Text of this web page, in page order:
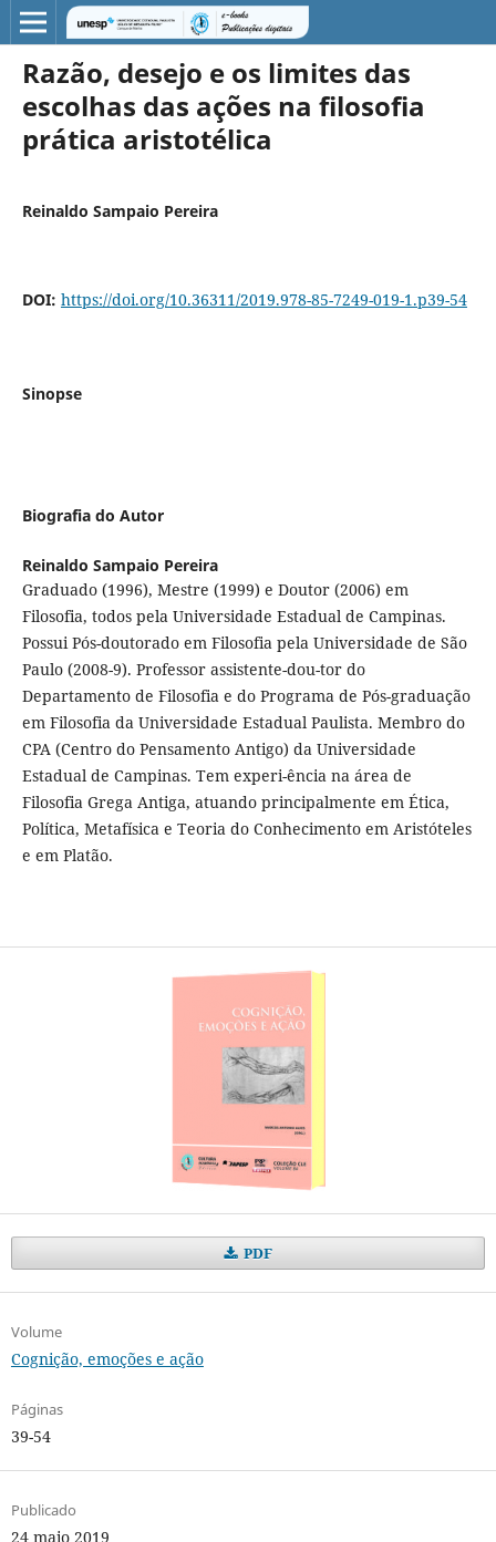
Razão, desejo e os limites das
escolhas das ações na filosofia
prática aristotélica
Reinaldo Sampaio Pereira
DOI: https://doi.org/10.36311/2019.978-85-7249-019-1.p39-54
Sinopse
Biografia do Autor
Reinaldo Sampaio Pereira
Graduado (1996), Mestre (1999) e Doutor (2006) em
Filosofia, todos pela Universidade Estadual de Campinas.
Possui Pós-doutorado em Filosofia pela Universidade de São
Paulo (2008-9). Professor assistente-dou-tor do
Departamento de Filosofia e do Programa de Pós-graduação
em Filosofia da Universidade Estadual Paulista. Membro do
CPA (Centro do Pensamento Antigo) da Universidade
Estadual de Campinas. Tem experi-ência na área de
Filosofia Grega Antiga, atuando principalmente em Ética,
Política, Metafísica e Teoria do Conhecimento em Aristóteles
e em Platão.
PDF
Volume
Cognição, emoções e ação
Páginas
39-54
Publicado
24 maio 2019